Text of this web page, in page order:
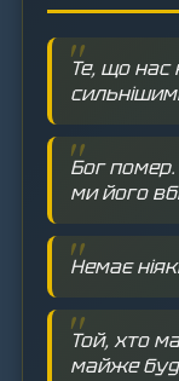
Те, що нас
Бог
ми його
Немає
Той, хто
майже